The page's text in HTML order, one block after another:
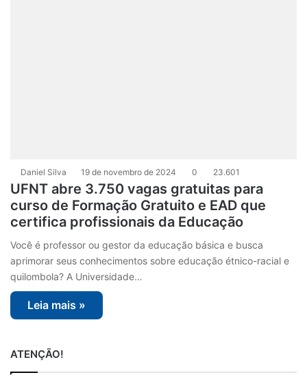
Daniel Silva 19 de novembro de 2024 0 23.601
UFNT abre 3.750 vagas gratuitas para
curso de Formação Gratuito e EAD que
certifica profissionais da Educação
Você é professor ou gestor da educação básica e busca
aprimorar seus conhecimentos sobre educação étnico-racial e
quilombola? A Universidade…
Leia mais »
ATENÇÃO!